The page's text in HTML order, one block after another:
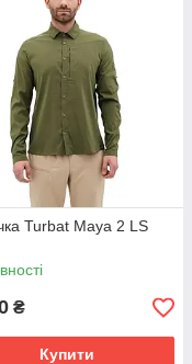
Turbat Maya 2 LS
₴
Купити